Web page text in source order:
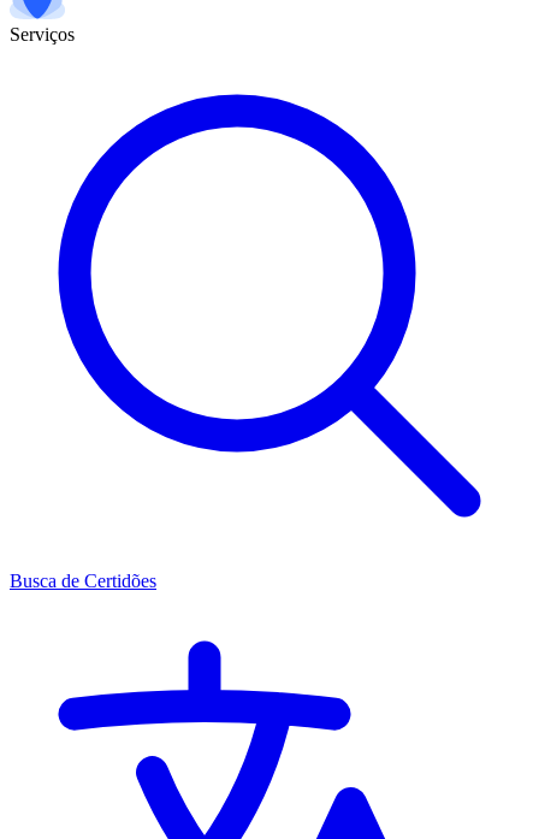
Serviços
Busca de Certidões